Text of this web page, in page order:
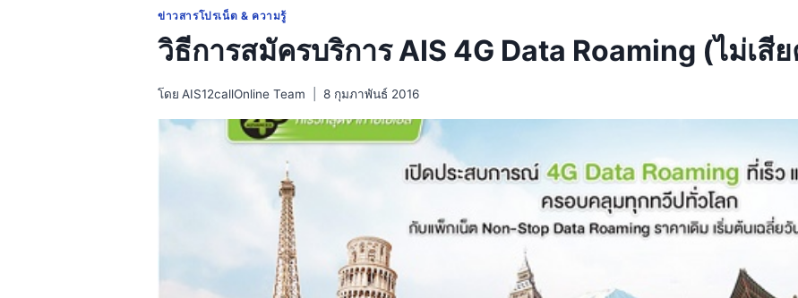
ข่าวสารโปรเน็ต & ความรู้
วิธีการสมัครบริการ AIS 4G Data Roaming (ไม่เสี
โดย AIS12callOnline Team 8 กุมภาพันธ์ 2016